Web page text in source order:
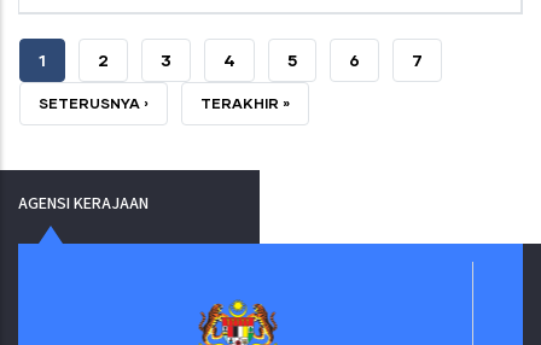
CURRENT
PAGE
1 PAGE
2 PAGE
3 PAGE
4 PAGE
5 PAGE
6 PAGE
7
NEXT
SETERUSNYA › LAST
TERAKHIR »
AGENSI KERAJAAN